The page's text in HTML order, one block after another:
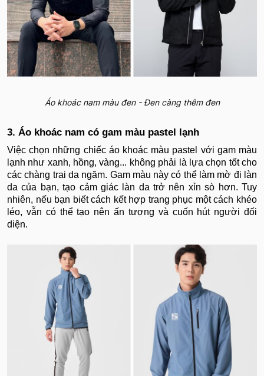
Áo khoác nam màu đen - Đen càng thêm đen
3. Áo khoác nam có gam màu pastel lạnh
Việc chọn những chiếc áo khoác màu pastel với gam màu
lạnh như xanh, hồng, vàng... không phải là lựa chọn tốt cho
các chàng trai da ngăm. Gam màu này có thể làm mờ đi làn
da của bạn, tạo cảm giác làn da trở nên xỉn sò hơn. Tuy
nhiên, nếu bạn biết cách kết hợp trang phục một cách khéo
léo, vẫn có thể tạo nên ấn tượng và cuốn hút người đối
diện.